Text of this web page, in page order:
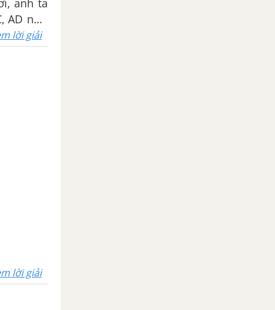
anh ta
như
lời giải
lời giải